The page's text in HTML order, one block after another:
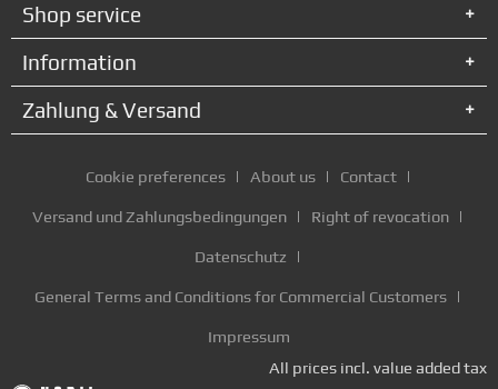
Shop service
Information
Zahlung & Versand
Cookie preferences About us Contact
Versand und Zahlungsbedingungen Right of revocation
Datenschutz
General Terms and Conditions for Commercial Customers
Impressum
All prices incl. value added tax